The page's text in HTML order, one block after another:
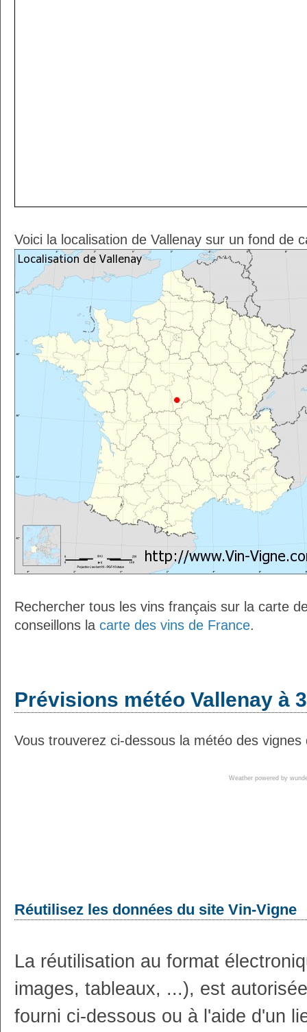
Voici la localisation de Vallenay sur un fond de
Rechercher tous les vins français sur la carte
conseillons la carte des vins de France.
Prévisions météo Vallenay à
Vous trouverez ci-dessous la météo des vignes
Weather powered by
Réutilisez les données du site Vin-Vigne
La réutilisation au format
images, tableaux, ...), est
fourni ci-dessous ou à l'aide d'un